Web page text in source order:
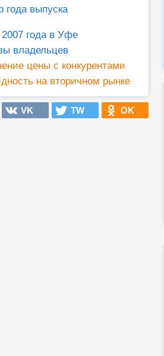
года выпуска
года в Уфе
владельцев
цены с конкурентами
на вторичном рынке
VK TW OK